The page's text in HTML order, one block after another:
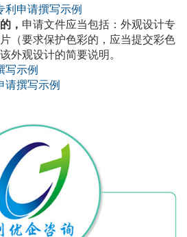
利申请撰写示例
， 申请文件应当包括：外观设计专
（要求保护色彩的，应当提交彩色
外观设计的简要说明。
写示例
请撰写示例